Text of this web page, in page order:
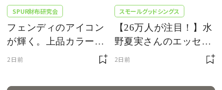
SPUR財布研究会
フェンディのアイコン
が輝く。上品カラーの
三つ折り財布
2日前
スモールグッドシングス
【26万人が注目！】水
野夏実さんのエッセイ
「ふつうに生きる、す
2日前